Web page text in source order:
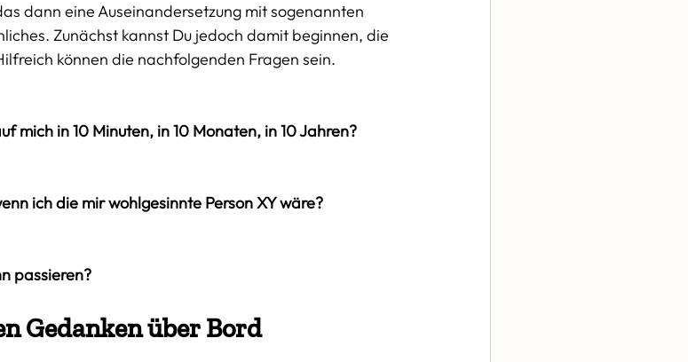
dann eine Auseinandersetzung mit sogenannten
Zunächst kannst Du jedoch damit beginnen, die
können die nachfolgenden Fragen sein.
mich in 10 Minuten, in 10 Monaten, in 10 Jahren?
ich die mir wohlgesinnte Person XY wäre?
passieren?
Gedanken über Bord